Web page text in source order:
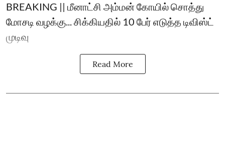
BREAKING || மீனாட்சி அம்மன் கோயில் சொத்து
மோசடி வழக்கு... சிக்கியதில் 10 பேர் எடுத்த டிவிஸ்ட்
முடிவு
Read More